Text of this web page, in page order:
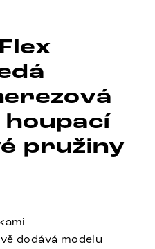
pružiny
dodává modelu